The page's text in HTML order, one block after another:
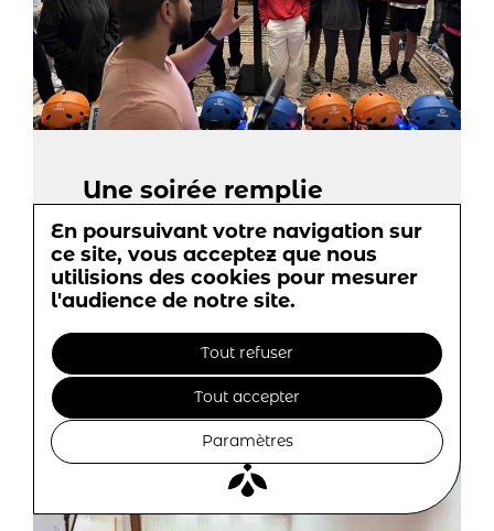
Une soirée remplie
d'adrénaline au Domaine
des Barrots avec Bump
28-09-2023
En poursuivant votre navigation sur
ce site, vous acceptez que nous
utilisions des cookies pour mesurer
l'audience de notre site.
Tout refuser
Tout accepter
Paramètres